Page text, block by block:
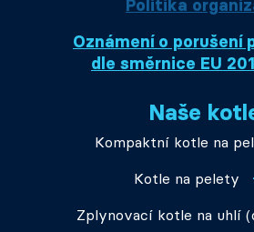
Politika
Oznámení o porušení
dle směrnice EU
Naše
Kompaktní kotle na
Kotle na pelety
Zplynovací kotle na uhlí